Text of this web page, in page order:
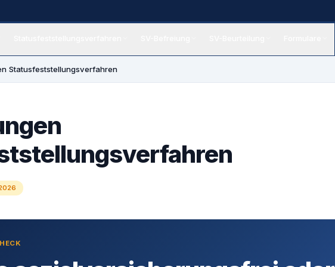
Statusfeststellungsverfahren